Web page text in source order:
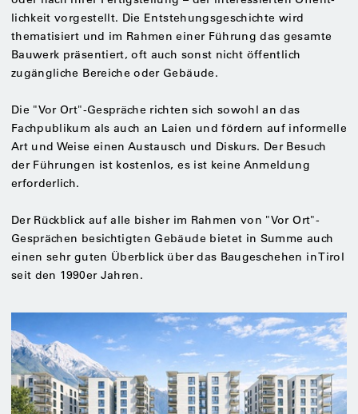
lichkeit vorgestellt. Die Entstehungsgeschichte wird
thematisiert und im Rahmen einer Führung das gesamte
Bauwerk präsentiert, oft auch sonst nicht öffentlich
zugängliche Bereiche oder Gebäude.
Die "Vor Ort"-Gespräche richten sich sowohl an das
Fachpublikum als auch an Laien und fördern auf informelle
Art und Weise einen Austausch und Diskurs. Der Besuch
der Führungen ist kostenlos, es ist keine Anmeldung
erforderlich.
Der Rückblick auf alle bisher im Rahmen von "Vor Ort"-
Gesprächen besichtigten Gebäude bietet in Summe auch
einen sehr guten Überblick über das Baugeschehen in Tirol
seit den 1990er Jahren.